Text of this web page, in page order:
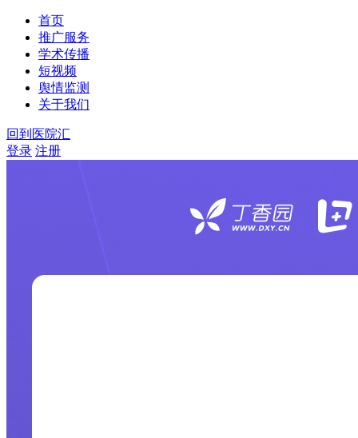
首页
推广服务
学术传播
短视频
舆情监测
关于我们
回到医院汇
登录 注册